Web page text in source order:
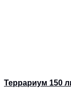
Террариум 150